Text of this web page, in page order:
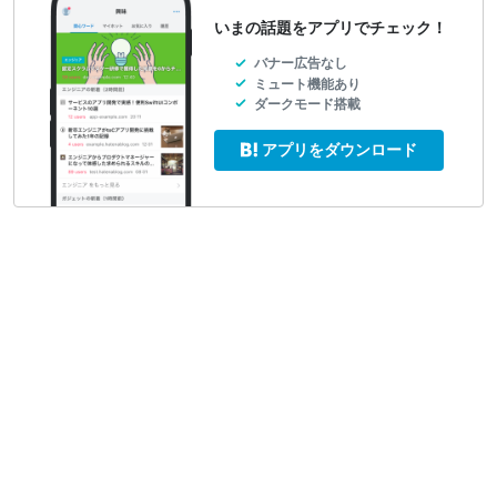
いまの話題をアプリでチェック！
バナー広告なし
ミュート機能あり
ダークモード搭載
アプリをダウンロード